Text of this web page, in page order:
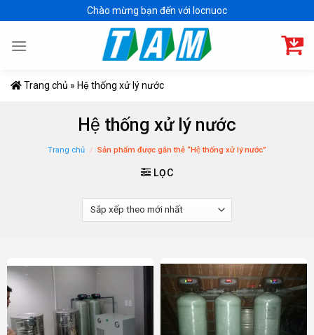
to
content
Chào mừng bạn đến với locnuoc
Trang chủ » Hệ thống xử lý nước
Hệ thống xử lý nước
Trang chủ / Sản phẩm được gắn thẻ “Hệ thống xử lý nước”
LỌC